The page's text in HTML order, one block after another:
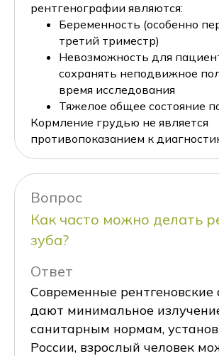
рентгенографии являются:
Беременность (особенно
третий триместр)
Невозможность для
сохранять неподвижное
время исследования
Тяжелое общее состояние
Кормление грудью не является
противопоказанием к
Вопрос
Как часто можно делать
зуба?
Ответ
Современные
дают минимальное
санитарным нормам,
России, взрослый человек